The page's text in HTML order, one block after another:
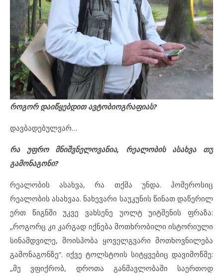
როგორ დაიწყებდით ავტობიოგრაფიას?
დავბადებულვარ…
რა უფრო მნიშვნელოვანია, რეალობის ასახვა თუ
გამონაგონი?
რეალობის ასახვა, რა თქმა უნდა. ჰომეროსიც
რეალობის ასახვაა. ნახევარი საუკუნის წინათ დაწერილ
ერთ წიგნში უკვე ვახსენე უოლტ უიტმენის ფრაზა:
„როგორც კი კარგად იქნება მოთხრობილი ისტორიული
სინამდვილე, მოისპობა ყოველგვარი მოთხოვნილება
გამონაგონზე“. იქვე ტოლსტოის სიტყვებიც დავიმოწმე:
„მე ვფიქრობ, დროთა განმავლობაში საერთოდ